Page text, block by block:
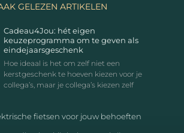
GELEZEN ARTIKELEN
Cadeau4Jou: hét eigen
keuzeprogramma om te geven als
eindejaarsgeschenk
Hoe ideaal is het om zelf niet een
kerstgeschenk te hoeven kiezen voor je
collega’s, maar je collega’s kiezen zelf
fietsen voor jouw behoeften